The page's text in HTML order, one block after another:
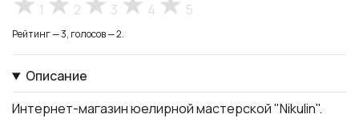
1 2 3 4 5
Рейтинг — 3, голосов — 2.
Описание
Интернет-магазин юелирной мастерской "Nikulin".